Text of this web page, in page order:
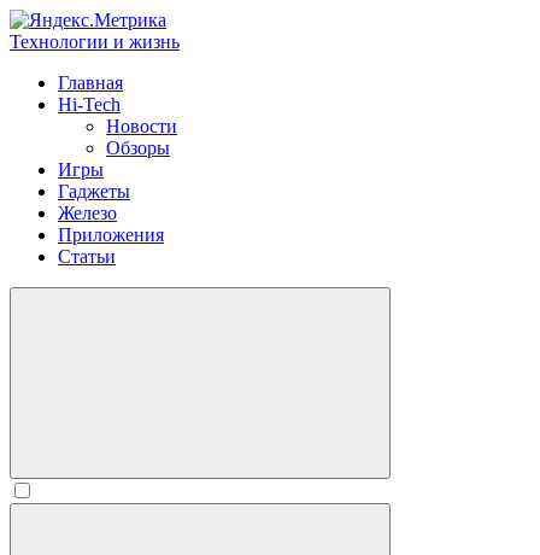
Технологии и жизнь
Главная
Hi-Tech
Новости
Обзоры
Игры
Гаджеты
Железо
Приложения
Статьи